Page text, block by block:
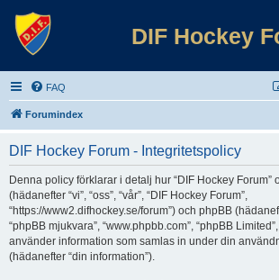
DIF Hockey
FAQ
Forumindex
DIF Hockey Forum - Integritetspolicy
Denna policy förklarar i detalj hur “DIF Hockey Forum”
(hädanefter “vi”, “oss”, “vår”, “DIF Hockey Forum”,
“https://www2.difhockey.se/forum”) och phpBB
“phpBB mjukvara”, “www.phpbb.com”, “phpBB
använder information som samlas in under din
(hädanefter “din information”).